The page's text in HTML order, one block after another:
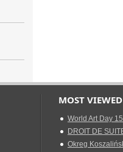
MOST VIEWED
World Art Day
DROIT DE
Okreg